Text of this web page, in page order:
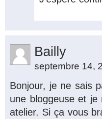
Bailly
septembre 14,
Bonjour, je ne sais
une bloggeuse et je
atelier. Si ça vous